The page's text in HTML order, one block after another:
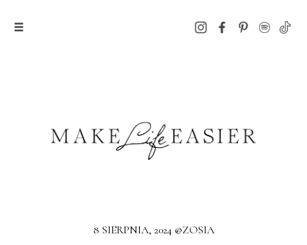
8 SIERPNIA, 2024 @ZOSIA